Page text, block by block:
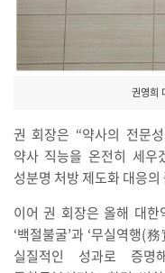
권영희
권 회장은 “약사의 전문
약사 직능을 온전히 세
성분명 처방 제도화 대응
이어 권 회장은 올해 대
‘백절불굴’과 ‘무실역행(
실질적인 성과로 증